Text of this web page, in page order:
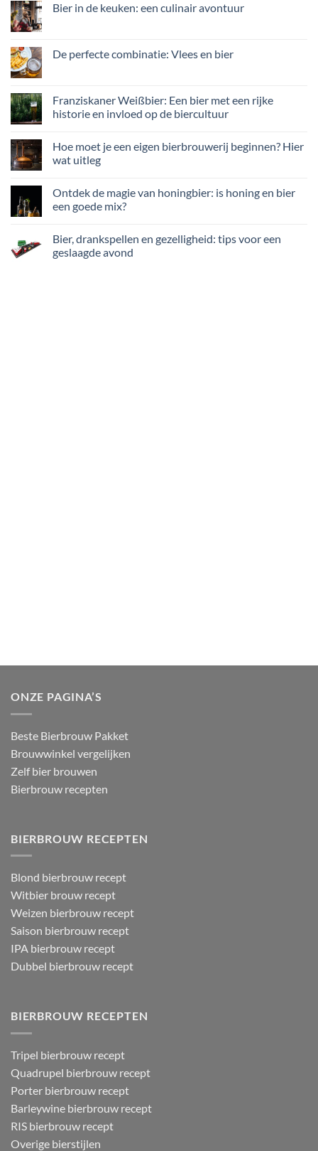
Bier in de keuken: een culinair avontuur
De perfecte combinatie: Vlees en bier
Franziskaner Weißbier: Een bier met een rijke
historie en invloed op de biercultuur
Hoe moet je een eigen bierbrouwerij beginnen? Hier
wat uitleg
Ontdek de magie van honingbier: is honing en bier
een goede mix?
Bier, drankspellen en gezelligheid: tips voor een
geslaagde avond
ONZE PAGINA’S
Beste Bierbrouw Pakket
Brouwwinkel vergelijken
Zelf bier brouwen
Bierbrouw recepten
BIERBROUW RECEPTEN
Blond bierbrouw recept
Witbier brouw recept
Weizen bierbrouw recept
Saison bierbrouw recept
IPA bierbrouw recept
Dubbel bierbrouw recept
BIERBROUW RECEPTEN
Tripel bierbrouw recept
Quadrupel bierbrouw recept
Porter bierbrouw recept
Barleywine bierbrouw recept
RIS bierbrouw recept
Overige bierstijlen